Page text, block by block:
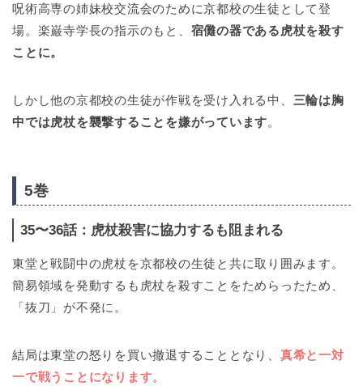
呪術高専の姉妹校交流会のために京都校の生徒として登
場。楽巌寺学長の指示のもと、 宿儺の器である虎杖を殺す
ことに。
しかし他の京都校の生徒が作戦を受け入れる中、 三輪は胸
中では虎杖を襲撃することを嫌がっています。
5巻
35〜36話：虎杖殺害に協力するも阻まれる
東堂と戦闘中の虎杖を京都校の生徒と共に取り囲みます。
簡易領域を発動するも虎杖を殺すことをためらったため、
「抜刀」が不発に。
結局は東堂の怒りを買い撤退することとなり、 真希と一対
一で戦うことになります。